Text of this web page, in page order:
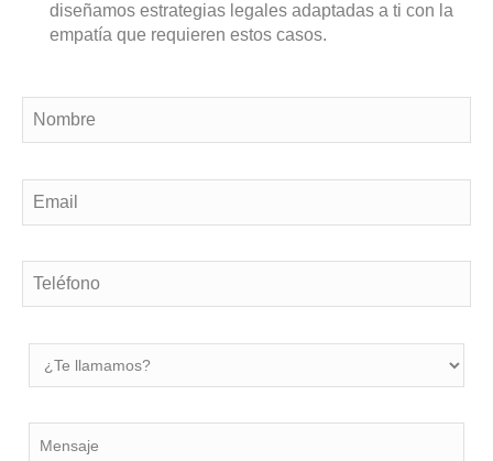
diseñamos estrategias legales adaptadas a ti con la
empatía que requieren estos casos.